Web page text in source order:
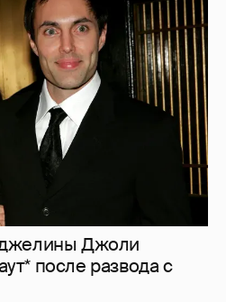
Джоли
после развода с